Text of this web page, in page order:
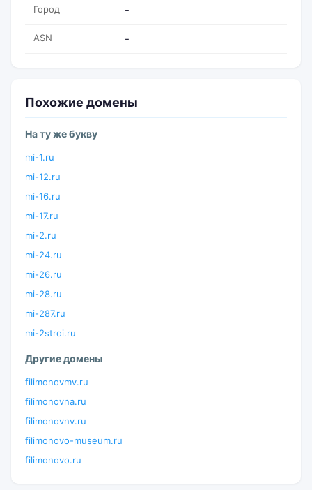
Город -
ASN -
Похожие домены
На ту же букву
mi-1.ru
mi-12.ru
mi-16.ru
mi-17.ru
mi-2.ru
mi-24.ru
mi-26.ru
mi-28.ru
mi-287.ru
mi-2stroi.ru
Другие домены
filimonovmv.ru
filimonovna.ru
filimonovnv.ru
filimonovo-museum.ru
filimonovo.ru